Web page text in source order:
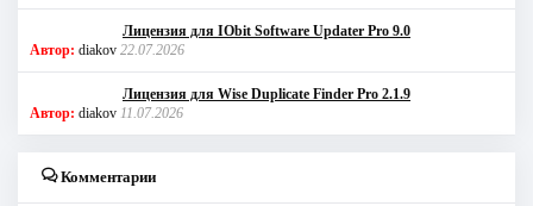
Лицензия для IObit Software Updater Pro 9.0
Автор: diakov 22.07.2026
Лицензия для Wise Duplicate Finder Pro 2.1.9
Автор: diakov 11.07.2026
Комментарии